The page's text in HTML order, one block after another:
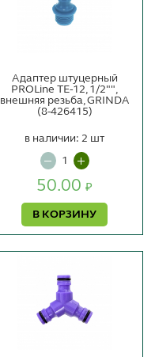
Адаптер штуцерный
PROLine TE-12, 1/2"",
внешняя резьба, GRINDA
(8-426415)
50.00 ₽
В КОРЗИНУ
в наличии: 2 шт